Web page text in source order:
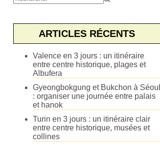
ARTICLES RÉCENTS
Valence en 3 jours : un itinéraire
entre centre historique, plages et
Albufera
Gyeongbokgung et Bukchon à Séoul
: organiser une journée entre palais
et hanok
Turin en 3 jours : un itinéraire clair
entre centre historique, musées et
collines